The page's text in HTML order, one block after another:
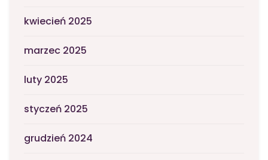
kwiecień 2025
marzec 2025
luty 2025
styczeń 2025
grudzień 2024